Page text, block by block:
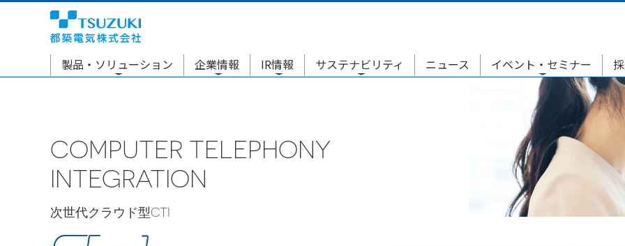
製品・ソリューション 企業情報 IR情報 サステナビリティ ニュース イベント・セミナー
COMPUTER TELEPHONY
INTEGRATION
次世代クラウド型CTI